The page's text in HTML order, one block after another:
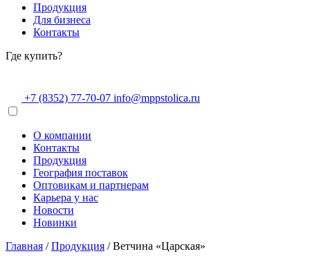
Продукция
Для бизнеса
Контакты
Где купить?
+7 (8352) 77-70-07 info@mppstolica.ru
О компании
Контакты
Продукция
География поставок
Оптовикам и партнерам
Карьера у нас
Новости
Новинки
Главная /Продукция /Ветчина «Царская»